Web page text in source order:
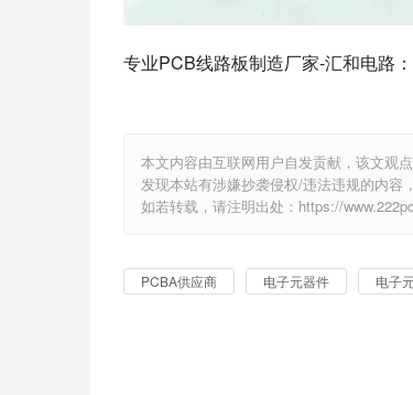
专业PCB线路板制造厂家-汇和电路：
本文内容由互联网用户自发贡献，该文观
发现本站有涉嫌抄袭侵权/违法违规的内容
如若转载，请注明出处：https://
PCBA供应商 电子元器件 电子